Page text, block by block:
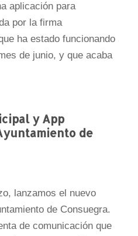
aplicación para
por la firma
ha estado funcionando
de junio, y que acaba
y App
de
lanzamos el nuevo
de Consuegra.
de comunicación que